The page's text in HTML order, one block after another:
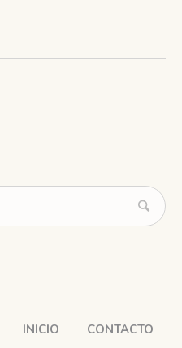
INICIO CONTACTO